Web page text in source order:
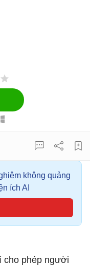
không quảng
ích AI
cho phép người